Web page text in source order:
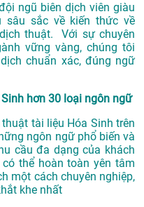
ngũ biên dịch viên giàu
sâu sắc về kiến thức về
thuật. Với sự chuyên
vững vàng, chúng tôi
chuẩn xác, đúng ngữ
hơn 30 loại ngôn ngữ
tài liệu Hóa Sinh trên
ngôn ngữ phổ biến và
cầu đa dạng của khách
thể hoàn toàn yên tâm
một cách chuyên nghiệp,
khe nhất